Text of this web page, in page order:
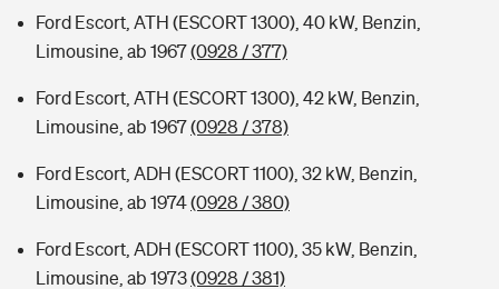
Sie haben Fragen?
Ford Escort, ATH (ESCORT 1300), 40 kW, Benzin,
Limousine, ab 1967(0928 / 377)
Ford Escort, ATH (ESCORT 1300), 42 kW, Benzin,
Limousine, ab 1967(0928 / 378)
Ford Escort, ADH (ESCORT 1100), 32 kW, Benzin,
Limousine, ab 1974(0928 / 380)
Ford Escort, ADH (ESCORT 1100), 35 kW, Benzin,
Limousine, ab 1973(0928 / 381)